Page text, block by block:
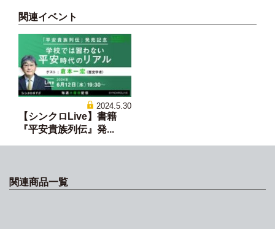
関連イベント
2024.5.30
【シンクロLive】書籍
『平安貴族列伝』発...
関連商品一覧